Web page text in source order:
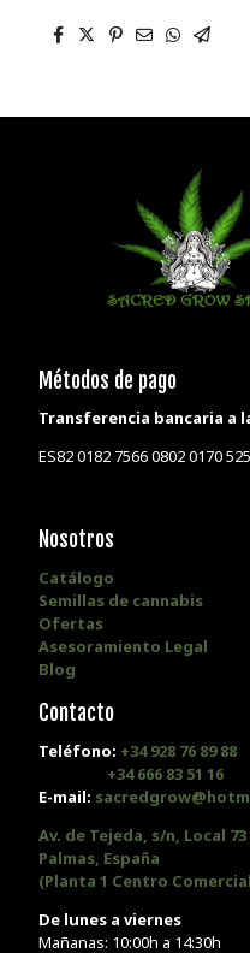
Métodos de pago
Transferencia bancaria a
ES82 0182 7566 0802 0170
Nosotros
Catálogo
Semillas de cannabis
Ofertas
Asesoramiento Legal
Blog
Contacto
Teléfono: +34 928 76 89 88
+34 666 83 51 16
E-mail:
Av. de Tejeda, s/n, Local
Palmas, España
(Planta 1 Centro
De lunes a viernes
Mañanas: 10:00h a 14:30h